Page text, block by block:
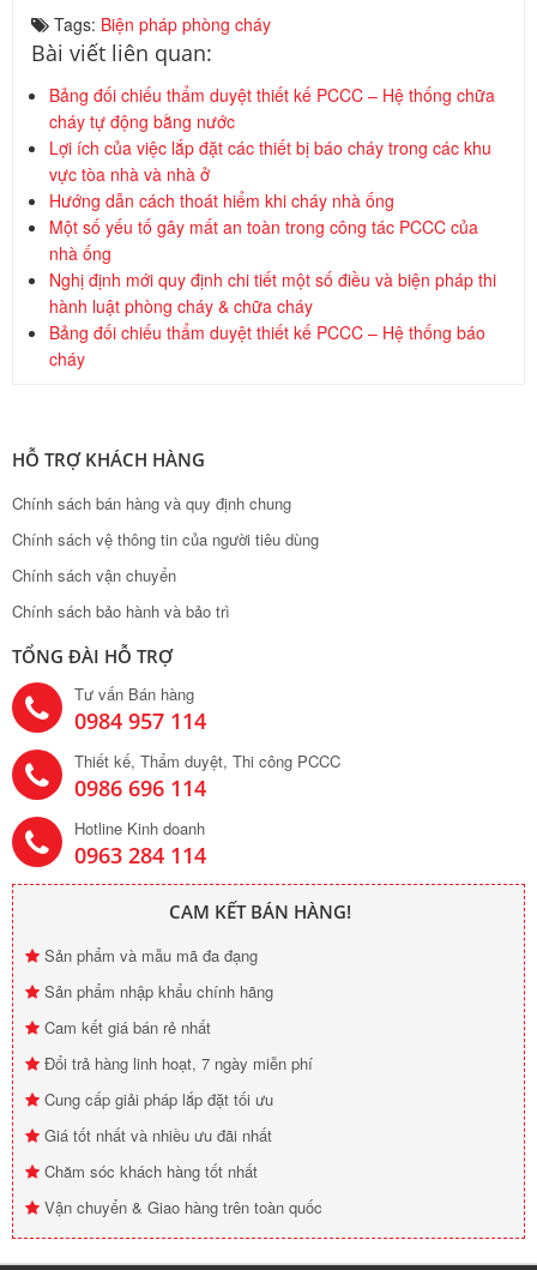
Tags: Biện pháp phòng cháy
Bài viết liên quan:
Bảng đối chiếu thẩm duyệt thiết kế PCCC – Hệ thống chữa
cháy tự động bằng nước
Lợi ích của việc lắp đặt các thiết bị báo cháy trong các khu
vực tòa nhà và nhà ở
Hướng dẫn cách thoát hiểm khi cháy nhà ống
Một số yếu tố gây mất an toàn trong công tác PCCC của
nhà ống
Nghị định mới quy định chi tiết một số điều và biện pháp thi
hành luật phòng cháy & chữa cháy
Bảng đối chiếu thẩm duyệt thiết kế PCCC – Hệ thống báo
cháy
HỖ TRỢ KHÁCH HÀNG
Chính sách bán hàng và quy định chung
Chính sách vệ thông tin của người tiêu dùng
Chính sách vận chuyển
Chính sách bảo hành và bảo trì
TỔNG ĐÀI HỖ TRỢ
Tư vấn Bán hàng
0984 957 114
Thiết kế, Thẩm duyệt, Thi công PCCC
0986 696 114
Hotline Kinh doanh
0963 284 114
CAM KẾT BÁN HÀNG!
Sản phẩm và mẫu mã đa đạng
Sản phẩm nhập khẩu chính hãng
Cam kết giá bán rẻ nhất
Đổi trả hàng linh hoạt, 7 ngày miễn phí
Cung cấp giải pháp lắp đặt tối ưu
Giá tốt nhất và nhiều ưu đãi nhất
Chăm sóc khách hàng tốt nhất
Vận chuyển & Giao hàng trên toàn quốc